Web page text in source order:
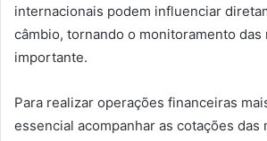
internacionais podem influenciar
câmbio, tornando o monitoramento das
importante.
Para realizar operações financeiras
essencial acompanhar as cotações das